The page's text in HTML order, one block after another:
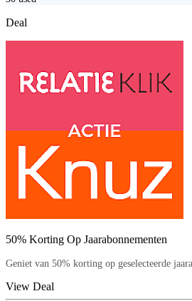
Deal
50% Korting Op Jaarabonnementen
Geniet van 50% korting op geselecteerde
View Deal